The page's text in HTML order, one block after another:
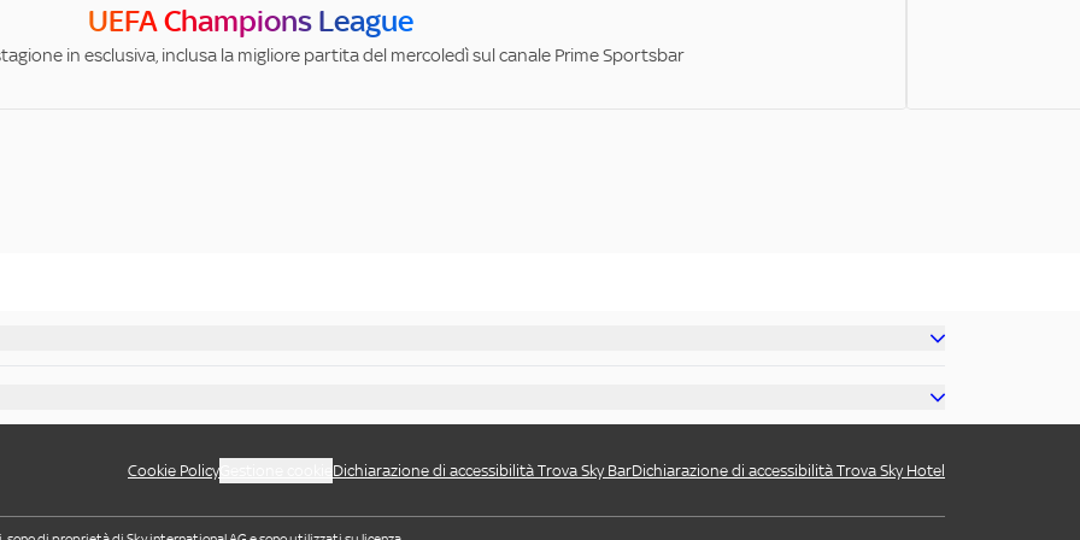
UEFA Champions League
in esclusiva, inclusa la migliore partita del mercoledì sul canale Prime Sportsbar
Cookie Policy Dichiarazione di accessibilità Trova Sky BarDichiarazione di accessibilità Trova Sky Hotel